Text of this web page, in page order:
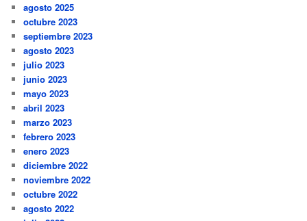
agosto 2025
octubre 2023
septiembre 2023
agosto 2023
julio 2023
junio 2023
mayo 2023
abril 2023
marzo 2023
febrero 2023
enero 2023
diciembre 2022
noviembre 2022
octubre 2022
agosto 2022